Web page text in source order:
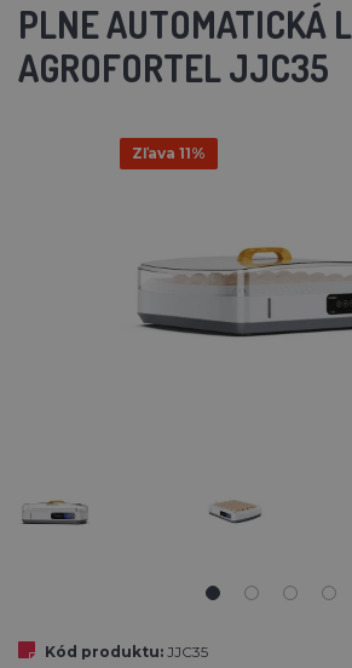
PLNE AUTOMATICKÁ
AGROFORTEL JJC35
Zľava 11%
Kód produktu: JJC35